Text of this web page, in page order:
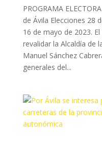
PROGRAMA
de Ávila Elecciones 28
16 de mayo de 2023.
revalidar la Alcaldía de
Manuel Sánchez
generales del...